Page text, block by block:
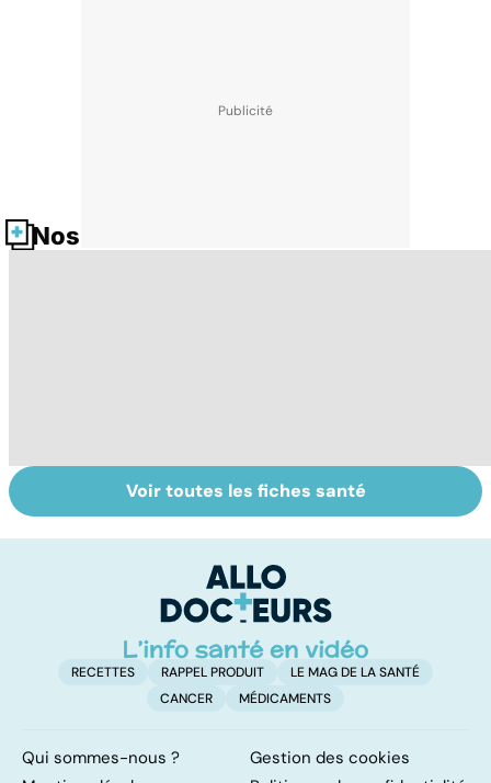
Nos fiches santé
Suicide : prévenir
le passage à
Comment tenir
ses bonnes
Voir toutes les fiches santé
RECETTES RAPPEL PRODUIT
LE MAG DE LA SANTÉ
CANCER
MÉDICAMENTS
Qui sommes-nous ?
Gestion des cookies